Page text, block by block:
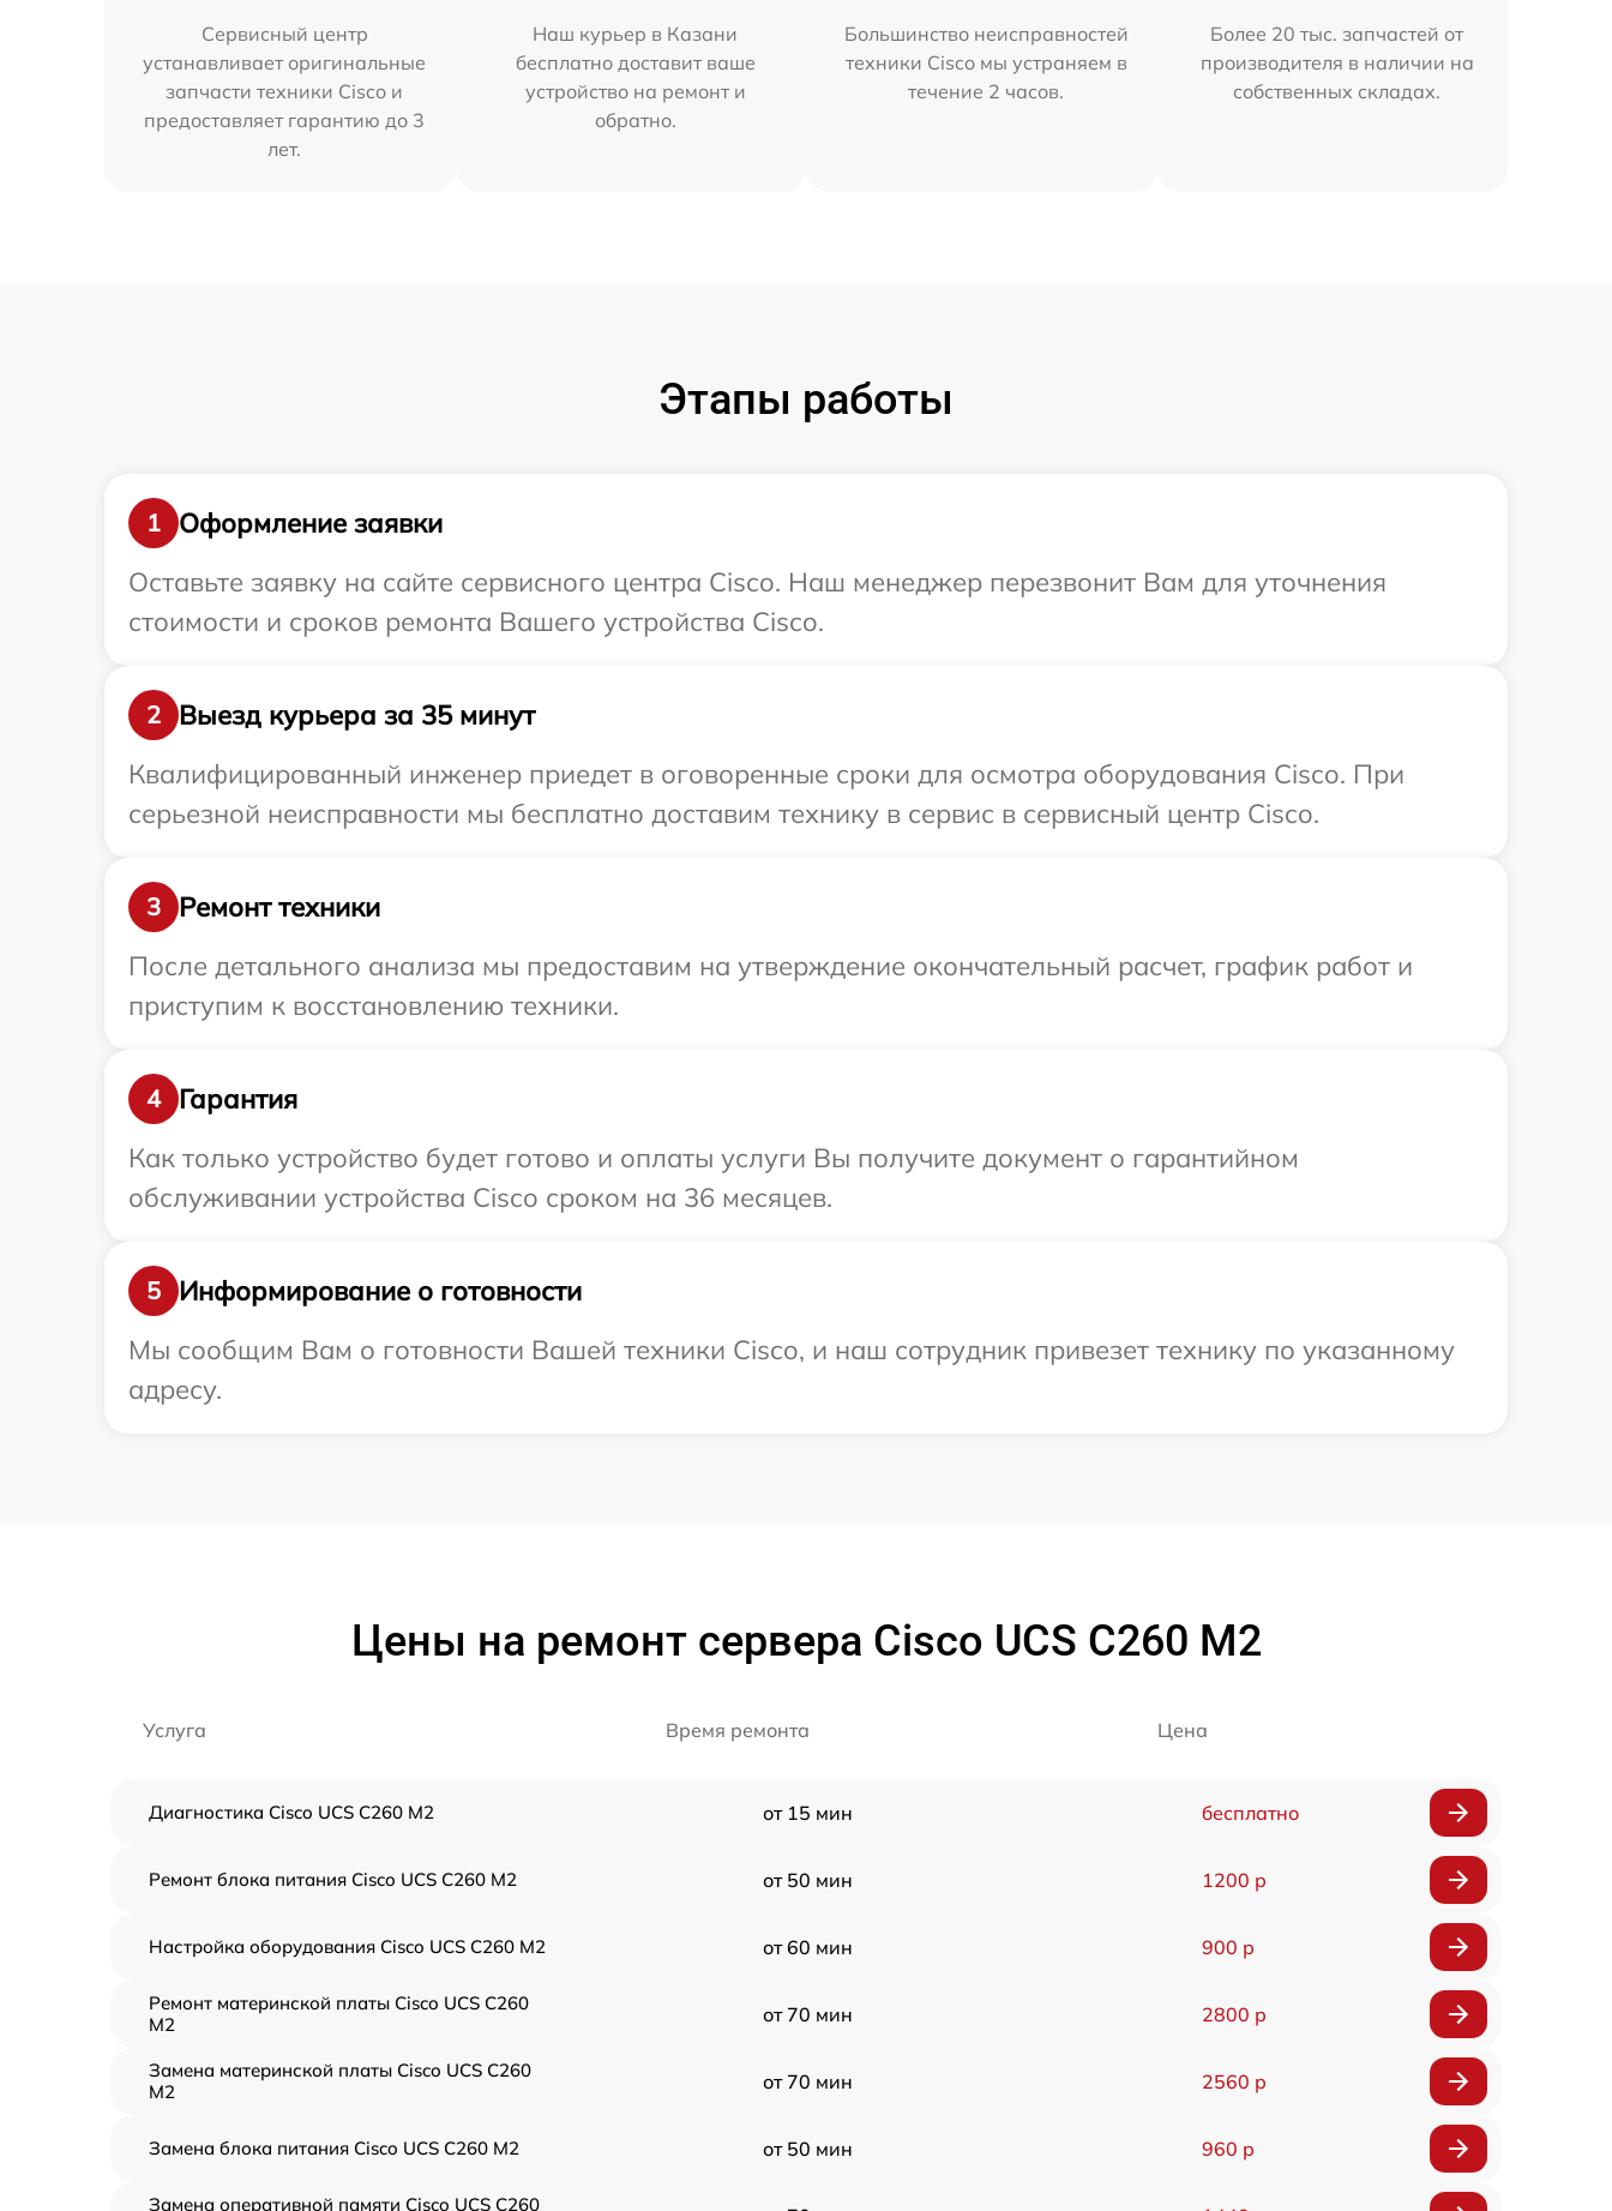
Сервисный центр
устанавливает оригинальные
запчасти техники Cisco и
предоставляет гарантию до 3
лет.
Наш курьер в Казани
бесплатно доставит ваше
устройство на ремонт и
обратно.
Большинство неисправностей
техники Cisco мы устраняем в
течение 2 часов.
Более 20 тыс. запчастей от
производителя в наличии на
собственных складах.
Этапы работы
1
Оформление заявки
Оставьте заявку на сайте сервисного центра Cisco. Наш менеджер перезвонит Вам для уточнения
стоимости и сроков ремонта Вашего устройства Cisco.
2
Выезд курьера за 35 минут
Квалифицированный инженер приедет в оговоренные сроки для осмотра оборудования Cisco. При
серьезной неисправности мы бесплатно доставим технику в сервис в сервисный центр Cisco.
3
Ремонт техники
После детального анализа мы предоставим на утверждение окончательный расчет, график работ и
приступим к восстановлению техники.
4
Гарантия
Как только устройство будет готово и оплаты услуги Вы получите документ о гарантийном
обслуживании устройства Cisco сроком на 36 месяцев.
5
Информирование о готовности
Мы сообщим Вам о готовности Вашей техники Cisco, и наш сотрудник привезет технику по указанному
адресу.
Цены на ремонт сервера Cisco UCS C260 M2
Услуга Время ремонта Цена
Диагностика Cisco UCS C260 M2 от 15 мин бесплатно
Ремонт блока питания Cisco UCS C260 M2 от 50 мин 1200 р
Настройка оборудования Cisco UCS C260 M2 от 60 мин 900 р
Ремонт материнской платы Cisco UCS C260
M2
от 70 мин 2800 р
Замена материнской платы Cisco UCS C260
M2
от 70 мин 2560 р
Замена блока питания Cisco UCS C260 M2 от 50 мин 960 р
Замена оперативной памяти Cisco UCS C260